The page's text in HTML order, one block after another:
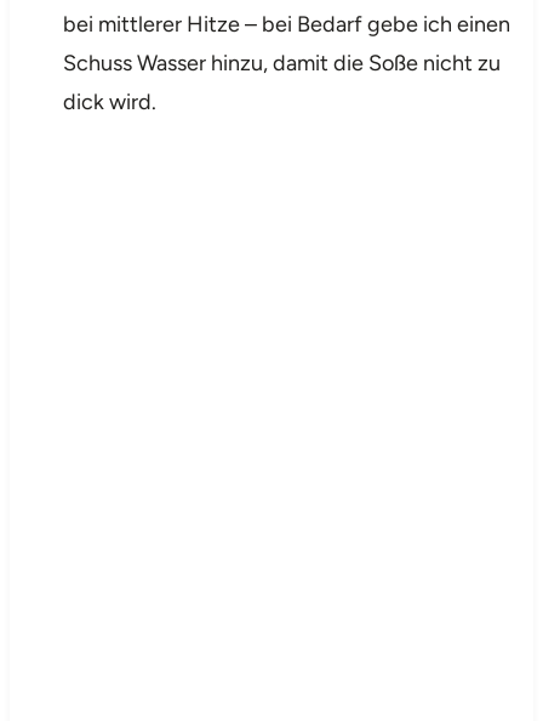
bei mittlerer Hitze – bei Bedarf gebe ich einen
Schuss Wasser hinzu, damit die Soße nicht zu
dick wird.